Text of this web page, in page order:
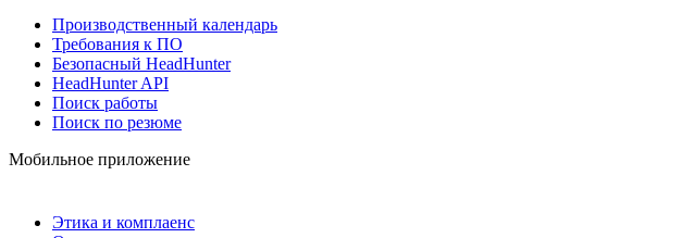
Производственный календарь
Требования к ПО
Безопасный HeadHunter
HeadHunter API
Поиск работы
Поиск по резюме
Мобильное приложение
Этика и комплаенс